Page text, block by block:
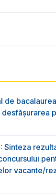
de
Sinteza
vacante/